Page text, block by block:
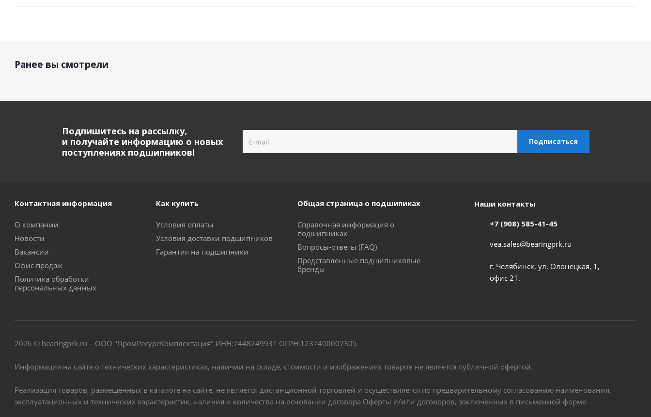
Ранее вы смотрели
Подпишитесь на рассылку,
и получайте информацию о новых
поступлениях подшипников!
Контактная информация
О компании
Новости
Вакансии
Офис продаж
Политика обработки
персональных данных
Как купить
Условия оплаты
Условия доставки подшипников
Гарантия на подшипники
Общая страница о подшипиках
Справочная информация о
подшипниках
Вопросы-ответы (FAQ)
Представленные подшипниковые
бренды
Наши контакты
+7 (908) 585-41-45
vea.sales@bearingprk.ru
г. Челябинск, ул. Олонецкая, 1,
офис 21.
2026 © bearingprk.ru – ООО "ПромРесурсКомплектация" ИНН:7448249931 ОГРН:1237400007305
Информация на сайте о технических характеристиках, наличии на складе, стоимости и изображениях товаров не является публичной офертой.
Реализация товаров, размещенных в каталоге на сайте, не является дистанционной торговлей и осуществляется по предварительному согласованию наименования,
эксплуатационных и технических характеристик, наличия и количества на основании договора Оферты и/или договоров, заключенных в письменной форме.